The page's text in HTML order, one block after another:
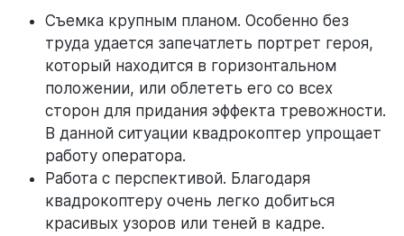
Съемка крупным планом. Особенно без
труда удается запечатлеть портрет героя,
который находится в горизонтальном
положении, или облететь его со всех
сторон для придания эффекта тревожности.
В данной ситуации квадрокоптер упрощает
работу оператора.
Работа с перспективой. Благодаря
квадрокоптеру очень легко добиться
красивых узоров или теней в кадре.